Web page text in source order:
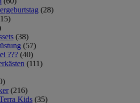
(28)
(38)
(57)
??? (40)
(111)
(216)
Kids (35)